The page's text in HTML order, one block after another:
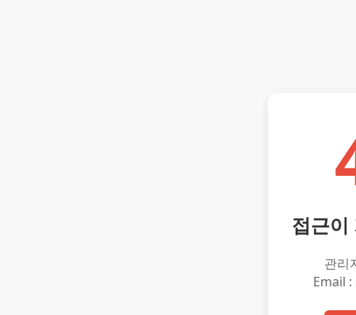
접근이
관리
Email